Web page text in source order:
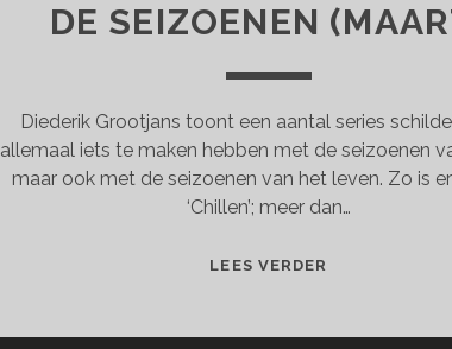
DE SEIZOENEN
Diederik Grootjans toont een aantal series
allemaal iets te maken hebben met de seizoenen
maar ook met de seizoenen van het leven. Zo is
‘Chillen’; meer dan…
LEES VERDER